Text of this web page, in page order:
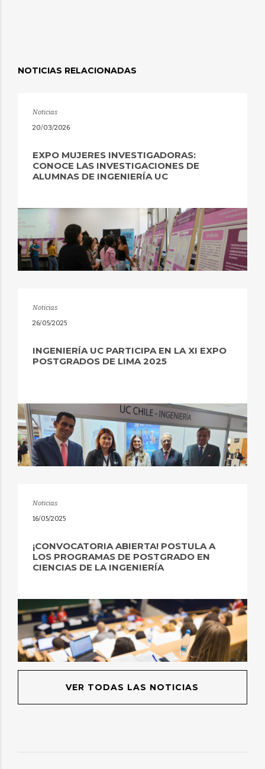
NOTICIAS RELACIONADAS
Noticias
20/03/2026
EXPO MUJERES INVESTIGADORAS:
CONOCE LAS INVESTIGACIONES DE
ALUMNAS DE INGENIERÍA UC
Noticias
26/05/2025
INGENIERÍA UC PARTICIPA EN LA XI EXPO
POSTGRADOS DE LIMA 2025
Noticias
16/05/2025
¡CONVOCATORIA ABIERTA! POSTULA A
LOS PROGRAMAS DE POSTGRADO EN
CIENCIAS DE LA INGENIERÍA
VER TODAS LAS NOTICIAS